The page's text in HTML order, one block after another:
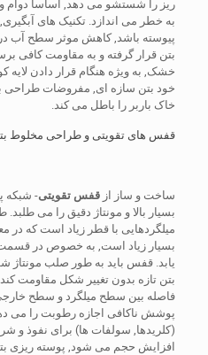
ریز را شستشو می دهد, اساساً دوام
پیوسته باشد, کاهش موثر سطح آب در
بتن قرار گرفته و به مقاومت کافی
خشک, به ویژه هنگام قرار دادن لایه
خود بتن سازه ای, مفروضات طراحی
خاک باربر را باطل می کند.
قفس های تقویتی و طراحی مخلوط
ساخت و ساز از قفس تقویتی- شبکه
بسیار بالا و مونتاژ دقیق را می
میلگردهایی با قطر زیاد است که
بسیار زیاد است, به خصوص در
یابد. قفس باید به طور صلب مونتاژ
بتن تازه بدون تغییر شکل مقاومت
فاصله بین سطح میلگرد و سطح
پوشش ناکافی اجازه رطوبت را می
(کلریدها, سولفات ها) برای نفوذ و
افزایش حجم می شود, پوسته ریزی